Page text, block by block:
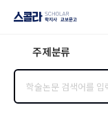
지사·교보문고
주제분류